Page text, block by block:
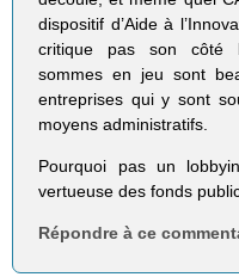
dispositif d’Aide à
critique pas son côté
sommes en jeu sont
entreprises qui y sont
moyens administratifs.
Pourquoi pas un
vertueuse des fonds
Répondre à ce